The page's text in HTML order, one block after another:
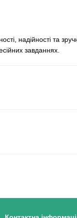
надійності та
завданнях.